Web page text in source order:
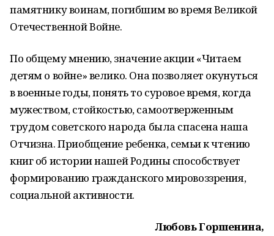
памятнику воинам, погибшим во время Великой
Отечественной Войне.
По общему мнению, значение акции «Читаем
детям о войне» велико. Она позволяет окунуться
в военные годы, понять то суровое время, когда
мужеством, стойкостью, самоотверженным
трудом советского народа была спасена наша
Отчизна. Приобщение ребенка, семьи к чтению
книг об истории нашей Родины способствует
формированию гражданского мировоззрения,
социальной активности.
Любовь Горшенина,